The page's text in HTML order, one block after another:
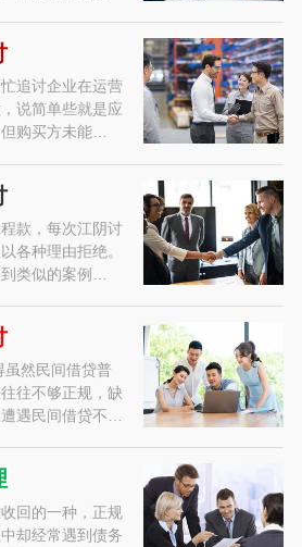
追讨企业在运营
说简单些就是应
购买方未能…
款，每次江阴讨
各种理由拒绝。
类似的案例…
然民间借贷普
往不够正规，缺
遇民间借贷不…
回的一种，正规
却经常遇到债务